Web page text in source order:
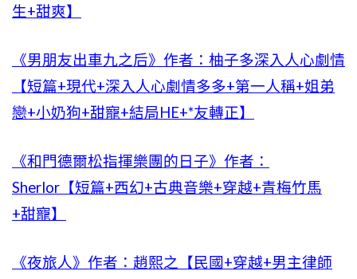
生+甜爽】
《男朋友出車九之后》作者：柚子多深入人心劇情
【短篇+現代+深入人心劇情多多+第一人稱+姐弟
戀+小奶狗+甜寵+結局HE+*友轉正】
《和門德爾松指揮樂團的日子》作者：
Sherlor【短篇+西幻+古典音樂+穿越+青梅竹馬
+甜寵】
《夜旅人》作者：趙熙之【民國+穿越+男主律師